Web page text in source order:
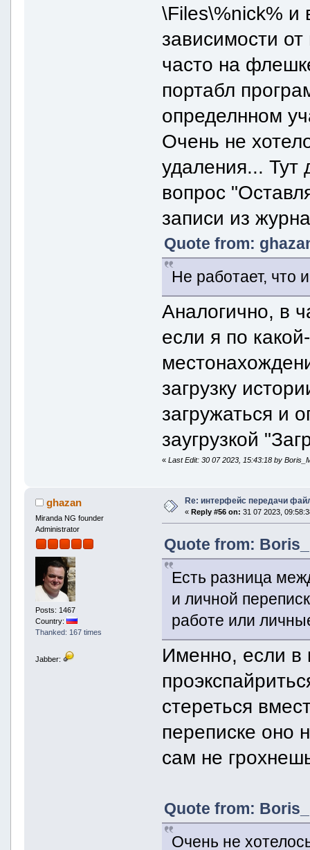
\Files\%nick% и
зависимости
часто на
портабл
определнном
Очень не
удаления... Тут
вопрос
записи из
Quote from:
Не работает, что
Аналогично, в
если я по
загрузку
загружаться и
заугрузкой
«Last Edit: 30 07 2023, 15:43:18 by
ghazan
Miranda NG founder
Administrator
Posts: 1467
Country:
Thanked: 167 times
Jabber:
Re: интерфейс передачи
« Reply #56 on: 31 07 2023,
Quote from:
Есть разница
и личной
работе или
Именно, если в
стереться
переписке оно
сам не
Quote from:
Очень не